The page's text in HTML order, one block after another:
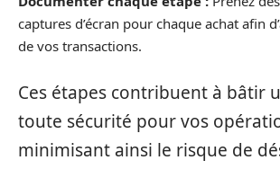
captures d’écran pour chaque achat afin
de vos transactions.
Ces étapes contribuent à bâtir
toute sécurité pour vos
minimisant ainsi le risque de